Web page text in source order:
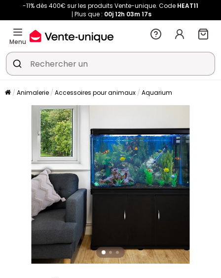
-11% dès 400€ sur les produits Vente-unique. Code HEAT11
Plus que : 00j 12h 03m 16s
Menu
Animalerie Accessoires pour animaux Aquarium